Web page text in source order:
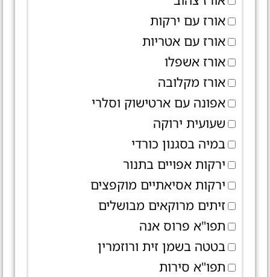
אורז עם ירקות
אורז עם אטריות
אורז אשפלו
אורז מקלובה
אפונה עם ארטישוק וסלרי
שעועית ירוקה
במיה בסגנון כורדי
ירקות אפויים בתנור
ירקות אסיאתיים מוקפצים
זיתים מרוקאים מבושלים
תפו"א פרוס אנה
בטטה בשמן זית ורוזמרין
תפו"א סירות